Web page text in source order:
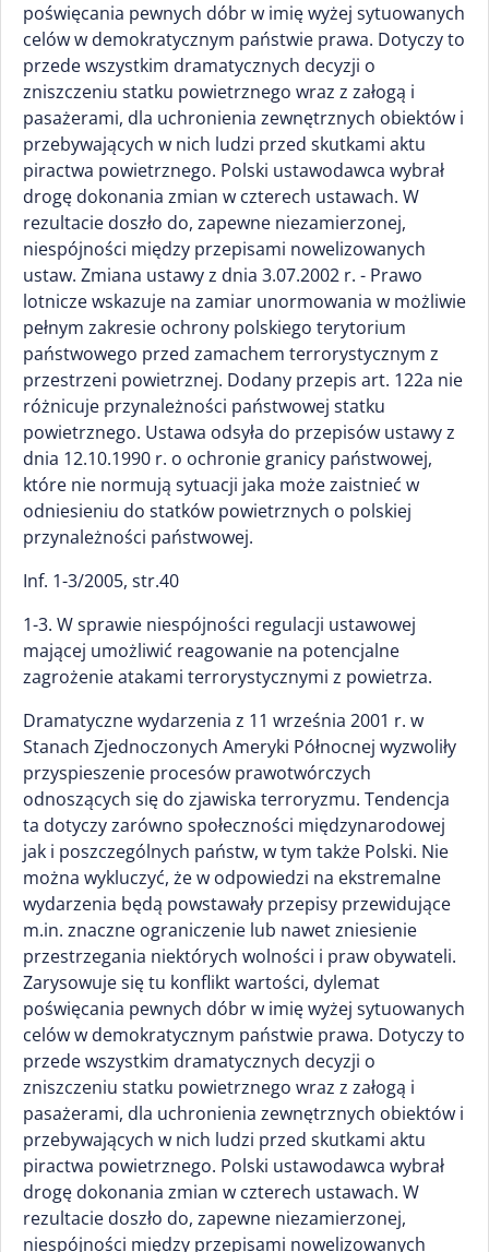
poświęcania pewnych dóbr w imię wyżej sytuowanych
celów w demokratycznym państwie prawa. Dotyczy to
przede wszystkim dramatycznych decyzji o
zniszczeniu statku powietrznego wraz z załogą i
pasażerami, dla uchronienia zewnętrznych obiektów i
przebywających w nich ludzi przed skutkami aktu
piractwa powietrznego. Polski ustawodawca wybrał
drogę dokonania zmian w czterech ustawach. W
rezultacie doszło do, zapewne niezamierzonej,
niespójności między przepisami nowelizowanych
ustaw. Zmiana ustawy z dnia 3.07.2002 r. - Prawo
lotnicze wskazuje na zamiar unormowania w możliwie
pełnym zakresie ochrony polskiego terytorium
państwowego przed zamachem terrorystycznym z
przestrzeni powietrznej. Dodany przepis art. 122a nie
różnicuje przynależności państwowej statku
powietrznego. Ustawa odsyła do przepisów ustawy z
dnia 12.10.1990 r. o ochronie granicy państwowej,
które nie normują sytuacji jaka może zaistnieć w
odniesieniu do statków powietrznych o polskiej
przynależności państwowej.
Inf. 1-3/2005, str.40
1-3. W sprawie niespójności regulacji ustawowej
mającej umożliwić reagowanie na potencjalne
zagrożenie atakami terrorystycznymi z powietrza.
Dramatyczne wydarzenia z 11 września 2001 r. w
Stanach Zjednoczonych Ameryki Północnej wyzwoliły
przyspieszenie procesów prawotwórczych
odnoszących się do zjawiska terroryzmu. Tendencja
ta dotyczy zarówno społeczności międzynarodowej
jak i poszczególnych państw, w tym także Polski. Nie
można wykluczyć, że w odpowiedzi na ekstremalne
wydarzenia będą powstawały przepisy przewidujące
m.in. znaczne ograniczenie lub nawet zniesienie
przestrzegania niektórych wolności i praw obywateli.
Zarysowuje się tu konflikt wartości, dylemat
poświęcania pewnych dóbr w imię wyżej sytuowanych
celów w demokratycznym państwie prawa. Dotyczy to
przede wszystkim dramatycznych decyzji o
zniszczeniu statku powietrznego wraz z załogą i
pasażerami, dla uchronienia zewnętrznych obiektów i
przebywających w nich ludzi przed skutkami aktu
piractwa powietrznego. Polski ustawodawca wybrał
drogę dokonania zmian w czterech ustawach. W
rezultacie doszło do, zapewne niezamierzonej,
niespójności między przepisami nowelizowanych